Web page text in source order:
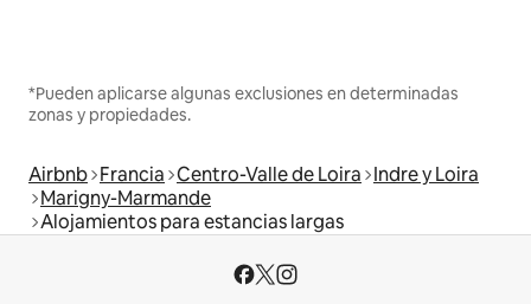
*Pueden aplicarse algunas exclusiones en determinadas
zonas y propiedades.
Airbnb Francia Centro-Valle de Loira Indre y Loira
Marigny-Marmande
Alojamientos para estancias largas